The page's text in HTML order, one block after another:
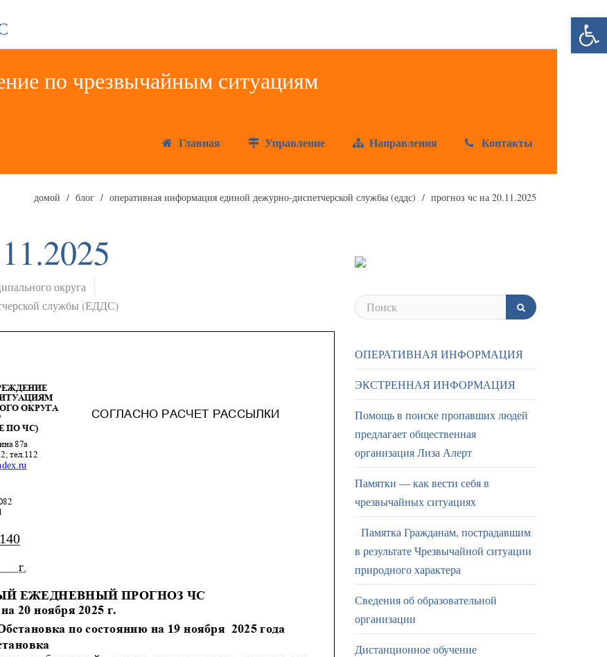
Главная Управление Направления Контакты
домой блог оперативная информация единой дежурно-диспетчерской службы (еддс) прогноз чс на 20.11.2025
округа
службы (ЕДДС)
ОПЕРАТИВНАЯ ИНФОРМАЦИЯ
ЭКСТРЕННАЯ ИНФОРМАЦИЯ
Помощь в поиске пропавших людей
предлагает общественная
организация Лиза Алерт
Памятки — как вести себя в
чрезвычайных ситуациях
Памятка Гражданам, пострадавшим
в результате Чрезвычайной ситуации
природного характера
Сведения об образовательной
организации
Дистанционное обучение